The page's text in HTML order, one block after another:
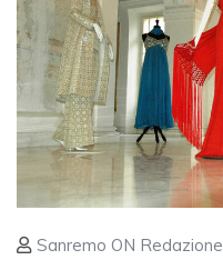
Sanremo ON Redazione